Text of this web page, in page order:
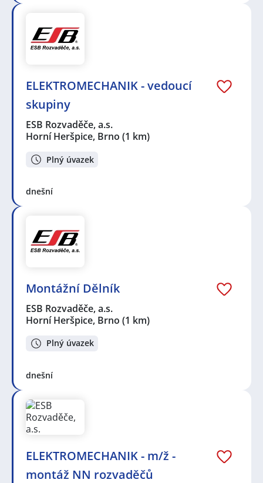
ELEKTROMECHANIK - vedoucí
skupiny
ESB Rozvaděče, a.s.
Horní Heršpice, Brno (1 km)
Plný úvazek
dnešní
Montážní Dělník
ESB Rozvaděče, a.s.
Horní Heršpice, Brno (1 km)
Plný úvazek
dnešní
ELEKTROMECHANIK - m/ž -
montáž NN rozvaděčů